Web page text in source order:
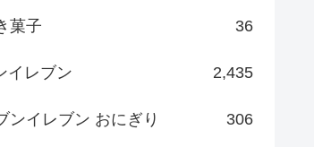
菓子 36
イレブン 2,435
ンイレブン おにぎり 306